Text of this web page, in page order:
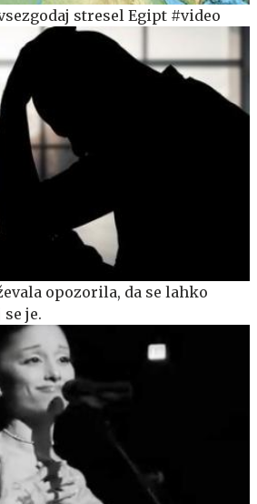
stresel Egipt #video
opozorila, da se lahko
je.